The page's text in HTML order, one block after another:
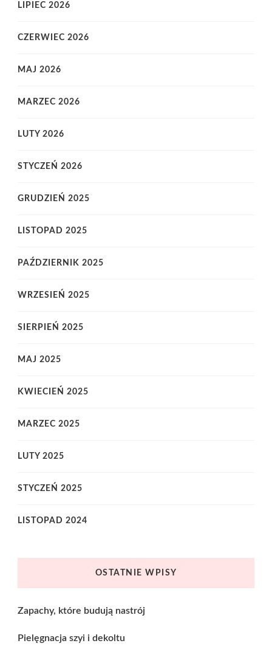
LIPIEC 2026
CZERWIEC 2026
MAJ 2026
MARZEC 2026
LUTY 2026
STYCZEŃ 2026
GRUDZIEŃ 2025
LISTOPAD 2025
PAŹDZIERNIK 2025
WRZESIEŃ 2025
SIERPIEŃ 2025
MAJ 2025
KWIECIEŃ 2025
MARZEC 2025
LUTY 2025
STYCZEŃ 2025
LISTOPAD 2024
OSTATNIE WPISY
Zapachy, które budują nastrój
Pielęgnacja szyi i dekoltu